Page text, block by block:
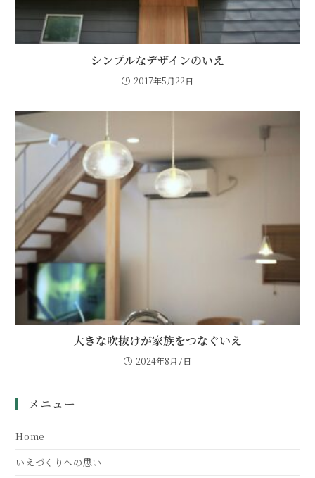
シンプルなデザインのいえ
2017年5月22日
大きな吹抜けが家族をつなぐいえ
2024年8月7日
メニュー
Home
いえづくりへの思い